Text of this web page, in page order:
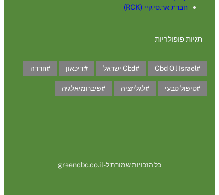
חברת אר.סי.קיי (RCK)
תגיות פופולריות
Cbd Oil Israel Cbd ישראל דיכאון חרדה
טיפול טבעי לגליזציה פיברומיאלגיה
כל הזכויות שמורת ל-greencbd.co.il